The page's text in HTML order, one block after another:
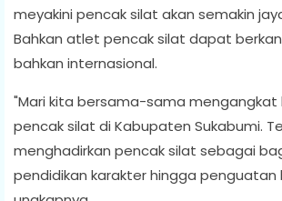
meyakini pencak silat akan semakin
Bahkan atlet pencak silat dapat
bahkan internasional.
"Mari kita bersama-sama mengangkat
pencak silat di Kabupaten Sukabumi.
menghadirkan pencak silat sebagai
pendidikan karakter hingga penguatan